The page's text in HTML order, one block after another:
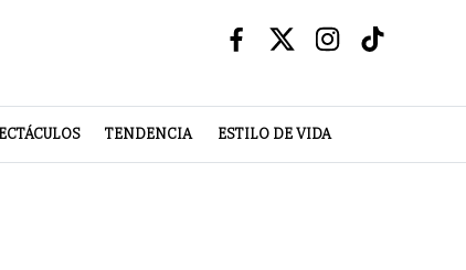
TENDENCIA ESTILO DE VIDA